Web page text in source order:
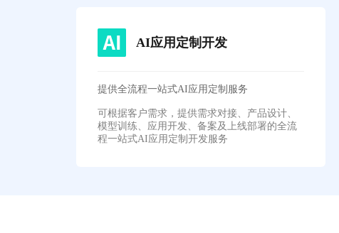
AI应用定制开发
提供全流程一站式AI应用定制服务
可根据客户需求，提供需求对接、产品设计、
模型训练、应用开发、备案及上线部署的全流
程一站式AI应用定制开发服务